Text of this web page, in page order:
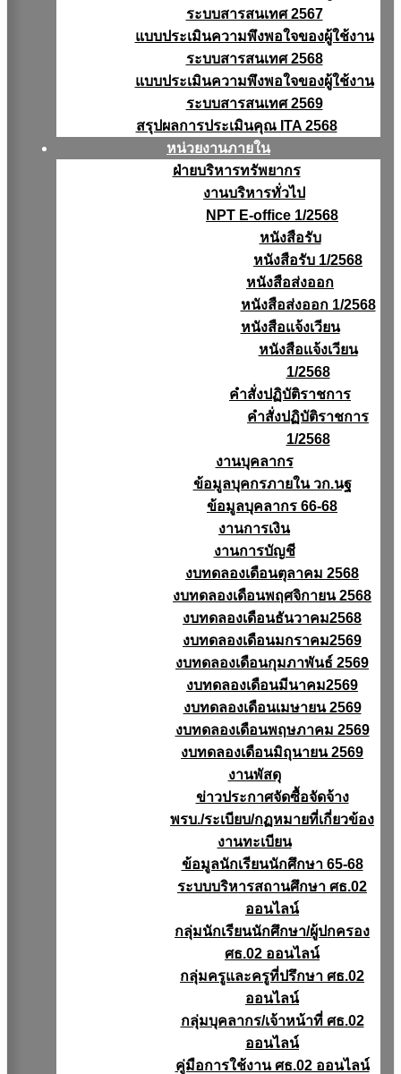
ระบบสารสนเทศ 2567
แบบประเมินความพึงพอใจของผู้ใช้งาน
ระบบสารสนเทศ 2568
แบบประเมินความพึงพอใจของผู้ใช้งาน
ระบบสารสนเทศ 2569
สรุปผลการประเมินคุณ ITA 2568
หน่วยงานภายใน
ฝ่ายบริหารทรัพยากร
งานบริหารทั่วไป
NPT E-office 1/2568
หนังสือรับ
หนังสือรับ 1/2568
หนังสือส่งออก
หนังสือส่งออก 1/2568
หนังสือแจ้งเวียน
หนังสือเเจ้งเวียน
1/2568
คำสั่งปฏิบัติราชการ
คำสั่งปฏิบัติราชการ
1/2568
งานบุคลากร
ข้อมูลบุคกรภายใน วก.นฐ
ข้อมูลบุคลากร 66-68
งานการเงิน
งานการบัญชี
งบทดลองเดือนตุลาคม 2568
งบทดลองเดือนพฤศจิกายน 2568
งบทดลองเดือนธันวาคม2568
งบทดลองเดือนมกราคม2569
งบทดลองเดือนกุมภาพันธ์ 2569
งบทดลองเดือนมีนาคม2569
งบทดลองเดือนเมษายน 2569
งบทดลองเดือนพฤษภาคม 2569
งบทดลองเดือนมิถุนายน 2569
งานพัสดุ
ข่าวประกาศจัดซื้อจัดจ้าง
พรบ./ระเบียบ/กฏหมายที่เกี่ยวข้อง
งานทะเบียน
ข้อมูลนักเรียนนักศึกษา 65-68
ระบบบริหารสถานศึกษา ศธ.02
ออนไลน์
กลุ่มนักเรียนนักศึกษา/ผู้ปกครอง
ศธ.02 ออนไลน์
กลุ่มครูและครูที่ปรึกษา ศธ.02
ออนไลน์
กลุ่มบุคลากร/เจ้าหน้าที่ ศธ.02
ออนไลน์
คู่มือการใช้งาน ศธ.02 ออนไลน์